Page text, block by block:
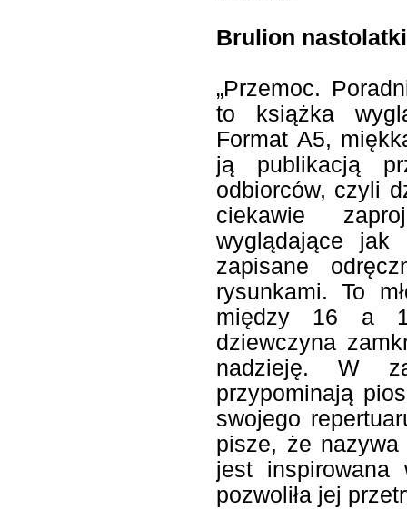
Brulion nastolatki
„Przemoc.
to książka
Format A5,
ją publikacją
odbiorców, czyli
ciekawie
wyglądające
zapisane
rysunkami. To
między 16 a
dziewczyna
nadzieję. W
przypominają
swojego
pisze, że nazywa
jest inspirowana
pozwoliła jej